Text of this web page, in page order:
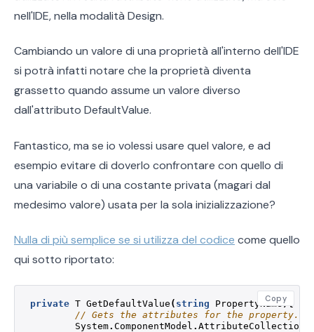
nell'IDE, nella modalità Design.
Cambiando un valore di una proprietà all'interno dell'IDE
si potrà infatti notare che la proprietà diventa
grassetto quando assume un valore diverso
dall'attributo DefaultValue.
Fantastico, ma se io volessi usare quel valore, e ad
esempio evitare di doverlo confrontare con quello di
una variabile o di una costante privata (magari dal
medesimo valore) usata per la sola inizializzazione?
Nulla di più semplice se si utilizza del codice come quello
qui sotto riportato:
private T GetDefaultValue ( string PropertyName){
// Gets the attributes for the property.
System. ComponentModel . AttributeCollection
Copy